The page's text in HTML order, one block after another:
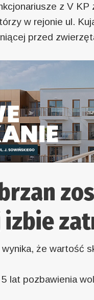
z V
w rejonie ul.
przed
że wartość
lat pozbawienia